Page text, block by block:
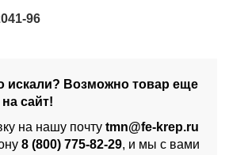
96
искали? Возможно товар еще
сайт!
на нашу почту tmn@fe-krep.ru
8 (800) 775-82-29, и мы с вами